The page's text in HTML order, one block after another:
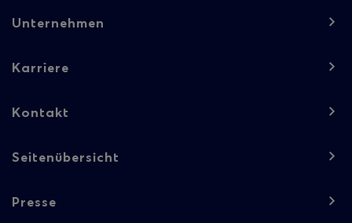
-
Unternehmen
Karriere
Kontakt
Seitenübersicht
Presse